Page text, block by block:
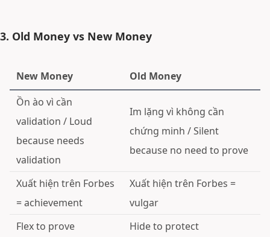
3. Old Money vs New Money
New Money
Old Money
Ồn ào vì cần
validation / Loud
because needs
validation
Im lặng vì không cần
chứng minh / Silent
because no need to prove
Xuất hiện trên Forbes
= achievement
Xuất hiện trên Forbes =
vulgar
Flex to prove
Hide to protect